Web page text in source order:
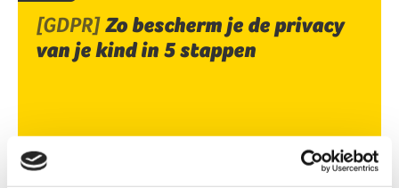
[GDPR]Zo bescherm je de privacy
van je kind in 5 stappen